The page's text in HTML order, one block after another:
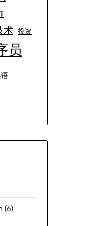
术 投资
员
(6)